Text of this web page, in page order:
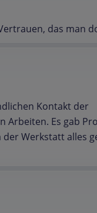
das man
Kontakt der
Arbeiten. Es gab
Werkstatt alles